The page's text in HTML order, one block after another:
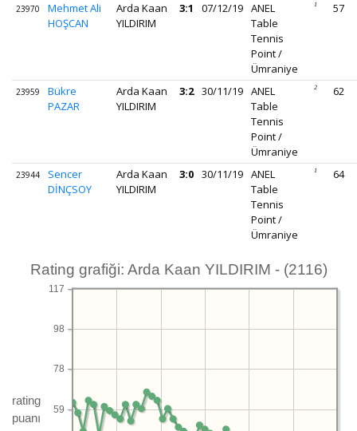
23970
Mehmet Ali
HOŞCAN
Arda Kaan
YILDIRIM
3:1 07/12/19 ANEL
Table
Tennis
Point /
Ümraniye
1 57
23959
Bükre
PAZAR
Arda Kaan
YILDIRIM
3:2 30/11/19 ANEL
Table
Tennis
Point /
Ümraniye
2 62
23944
Sencer
DİNÇSOY
Arda Kaan
YILDIRIM
3:0 30/11/19 ANEL
Table
Tennis
Point /
Ümraniye
1 64
Rating grafiği: Arda Kaan YILDIRIM - (2116)
rating
puanı
59
78
98
117